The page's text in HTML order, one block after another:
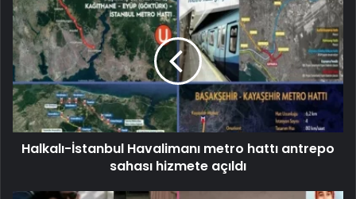
Halkalı-İstanbul Havalimanı metro hattı antrepo
sahası hizmete açıldı